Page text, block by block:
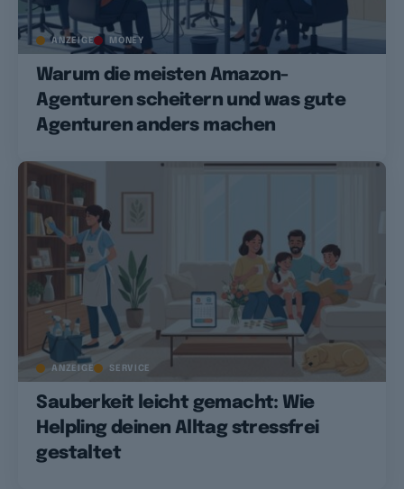
ANZEIGE MONEY
Warum die meisten Amazon-
Agenturen scheitern und was gute
Agenturen anders machen
ANZEIGE SERVICE
Sauberkeit leicht gemacht: Wie
Helpling deinen Alltag stressfrei
gestaltet